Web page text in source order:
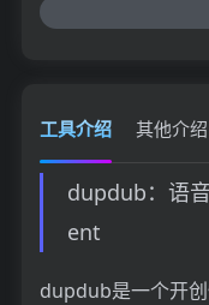
工具介绍 其他介绍
dupdub：语
ent
dupdub是一个开